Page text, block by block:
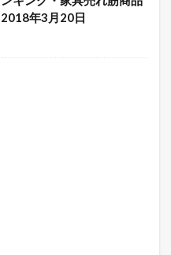
2018年3月20日